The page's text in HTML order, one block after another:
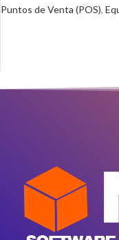
Puntos de Venta (POS),